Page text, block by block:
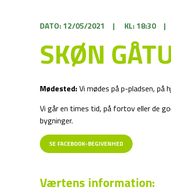
DATO: 12/05/2021 | KL: 18:30 |
SKØN
Mødested:Vi mødes på p-pladsen, på
Vi går en times tid, på fortov eller de
bygninger.
SE FACEBOOK-BEGIVENHED
Værtens information: